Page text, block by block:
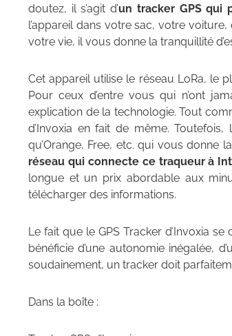
doutez, il s’agit d’un tracker GPS qui
l’appareil dans votre sac, votre
votre vie, il vous donne la tranquillité
Cet appareil utilise le réseau LoRa, le
Pour ceux d’entre vous qui n’ont
explication de la technologie. Tout
d’Invoxia en fait de même.
qu’Orange, Free, etc. qui vous donne
réseau qui connecte ce traqueur à
longue et un prix abordable aux
télécharger des informations.
Le fait que le GPS Tracker d’Invoxia
bénéficie d’une autonomie inégalée,
soudainement, un tracker doit
Dans la boîte :